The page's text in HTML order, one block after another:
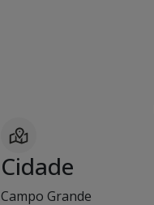
Cidade
Campo Grande